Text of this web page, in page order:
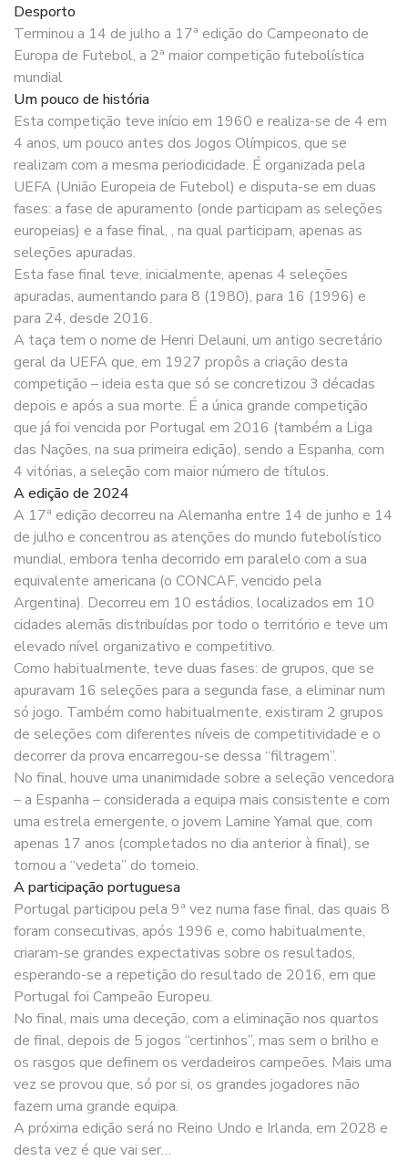
Desporto
Terminou a 14 de julho a 17ª edição do Campeonato de
Europa de Futebol, a 2ª maior competição futebolística
mundial
Um pouco de história
Esta competição teve início em 1960 e realiza-se de 4 em
4 anos, um pouco antes dos Jogos Olímpicos, que se
realizam com a mesma periodicidade. É organizada pela
UEFA (União Europeia de Futebol) e disputa-se em duas
fases: a fase de apuramento (onde participam as seleções
europeias) e a fase final, , na qual participam, apenas as
seleções apuradas.
Esta fase final teve, inicialmente, apenas 4 seleções
apuradas, aumentando para 8 (1980), para 16 (1996) e
para 24, desde 2016.
A taça tem o nome de Henri Delauni, um antigo secretário
geral da UEFA que, em 1927 propôs a criação desta
competição – ideia esta que só se concretizou 3 décadas
depois e após a sua morte. É a única grande competição
que já foi vencida por Portugal em 2016 (também a Liga
das Nações, na sua primeira edição), sendo a Espanha, com
4 vitórias, a seleção com maior número de títulos.
A edição de 2024
A 17ª edição decorreu na Alemanha entre 14 de junho e 14
de julho e concentrou as atenções do mundo futebolístico
mundial, embora tenha decorrido em paralelo com a sua
equivalente americana (o CONCAF, vencido pela
Argentina). Decorreu em 10 estádios, localizados em 10
cidades alemãs distribuídas por todo o território e teve um
elevado nível organizativo e competitivo.
Como habitualmente, teve duas fases: de grupos, que se
apuravam 16 seleções para a segunda fase, a eliminar num
só jogo. Também como habitualmente, existiram 2 grupos
de seleções com diferentes níveis de competitividade e o
decorrer da prova encarregou-se dessa “filtragem”.
No final, houve uma unanimidade sobre a seleção vencedora
– a Espanha – considerada a equipa mais consistente e com
uma estrela emergente, o jovem Lamine Yamal que, com
apenas 17 anos (completados no dia anterior à final), se
tornou a “vedeta” do torneio.
A participação portuguesa
Portugal participou pela 9ª vez numa fase final, das quais 8
foram consecutivas, após 1996 e, como habitualmente,
criaram-se grandes expectativas sobre os resultados,
esperando-se a repetição do resultado de 2016, em que
Portugal foi Campeão Europeu.
No final, mais uma deceção, com a eliminação nos quartos
de final, depois de 5 jogos “certinhos”, mas sem o brilho e
os rasgos que definem os verdadeiros campeões. Mais uma
vez se provou que, só por si, os grandes jogadores não
fazem uma grande equipa.
A próxima edição será no Reino Undo e Irlanda, em 2028 e
desta vez é que vai ser…